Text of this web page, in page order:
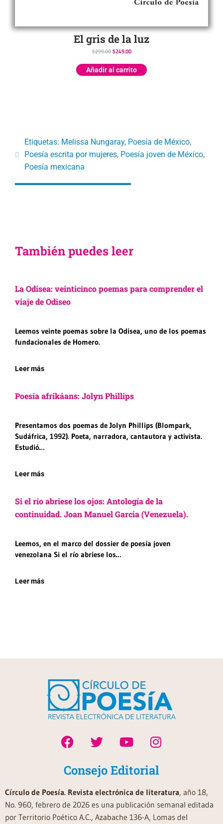
El gris de la luz
$299.00 $249.00
Añadir al carrito
Etiquetas: Melissa Nungaray, Poesía de México,
Poesía escrita por mujeres, Poesía joven de México,
Poesía mexicana
También puedes leer
La Odisea: veinticinco poemas para comprender el
viaje de Odiseo
Leemos veinte poemas sobre la Odisea, uno de los poemas
fundacionales de Homero.
Leer más
Poesía afrikáans: Jolyn Phillips
Presentamos dos poemas de Jolyn Phillips (Blompark,
Sudáfrica, 1992). Poeta, narradora, cantautora y activista.
Estudió…
Leer más
Si el río abriese los ojos: Antología de la
continuidad. Joan Manuel Garcia (Venezuela).
Leemos, en el marco del dossier de poesía joven
venezolana Si el río abriese los…
Leer más
Consejo Editorial
Círculo de Poesía. Revista electrónica de literatura, año 18,
No. 960, febrero de 2026 es una publicación semanal editada
por Territorio Poético A.C., Azabache 136-A, Lomas del